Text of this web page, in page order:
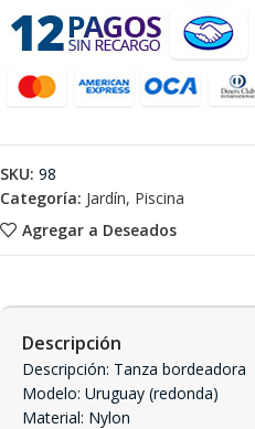
Agregar a Deseados
SKU: 98
Categoría: Jardín, Piscina
Descripción
Descripción: Tanza bordeadora
Modelo: Uruguay (redonda)
Material: Nylon